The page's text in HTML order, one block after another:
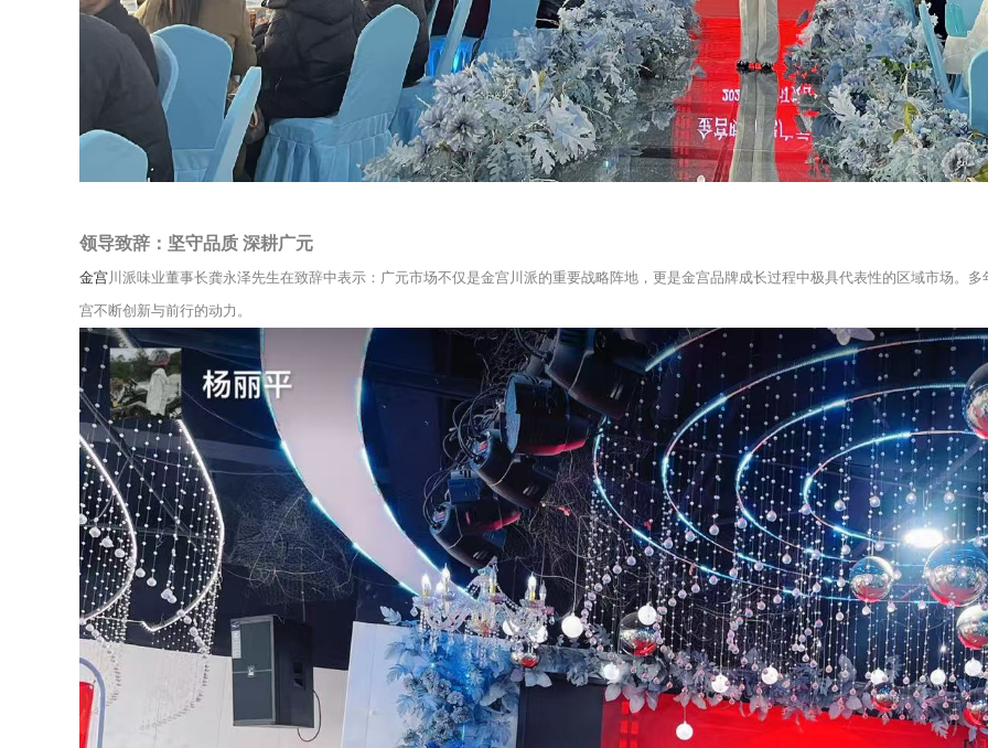
领导致辞：坚守品质 深耕广元
金宫 川派味业董事长龚永泽先生在致辞中表示：广元市场不仅是金宫川派的重要战略阵地，更是金宫品牌成长过程中极具代表性的区域市场。
宫不断创新与前行的动力。